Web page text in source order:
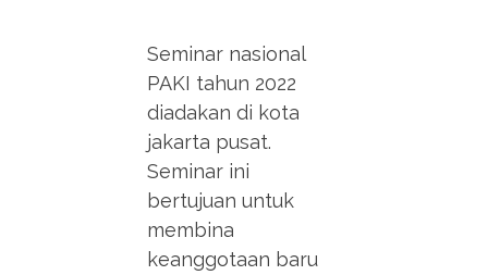
Seminar nasional
PAKI tahun 2022
diadakan di kota
jakarta pusat.
Seminar ini
bertujuan untuk
membina
keanggotaan baru